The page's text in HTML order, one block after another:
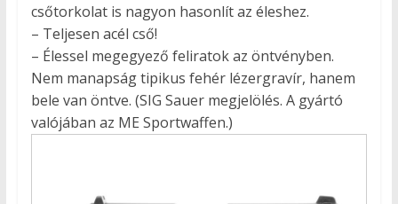
csőtorkolat is nagyon hasonlít az éleshez.
– Teljesen acél cső!
– Élessel megegyező feliratok az öntvényben.
Nem manapság tipikus fehér lézergravír, hanem
bele van öntve. (SIG Sauer megjelölés. A gyártó
valójában az ME Sportwaffen.)